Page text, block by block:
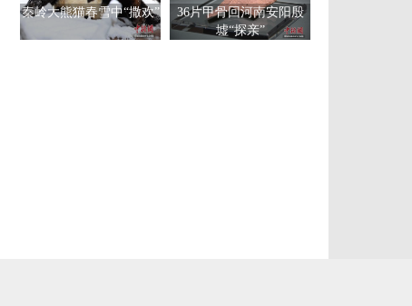
秦岭大熊猫春雪中“撒欢”
36片甲骨回河南安阳殷
墟“探亲”